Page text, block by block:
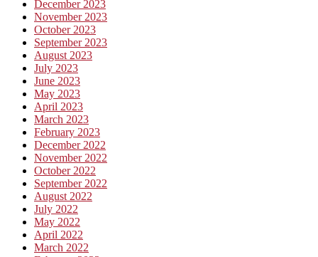
December 2023
November 2023
October 2023
September 2023
August 2023
July 2023
June 2023
May 2023
April 2023
March 2023
February 2023
December 2022
November 2022
October 2022
September 2022
August 2022
July 2022
May 2022
April 2022
March 2022